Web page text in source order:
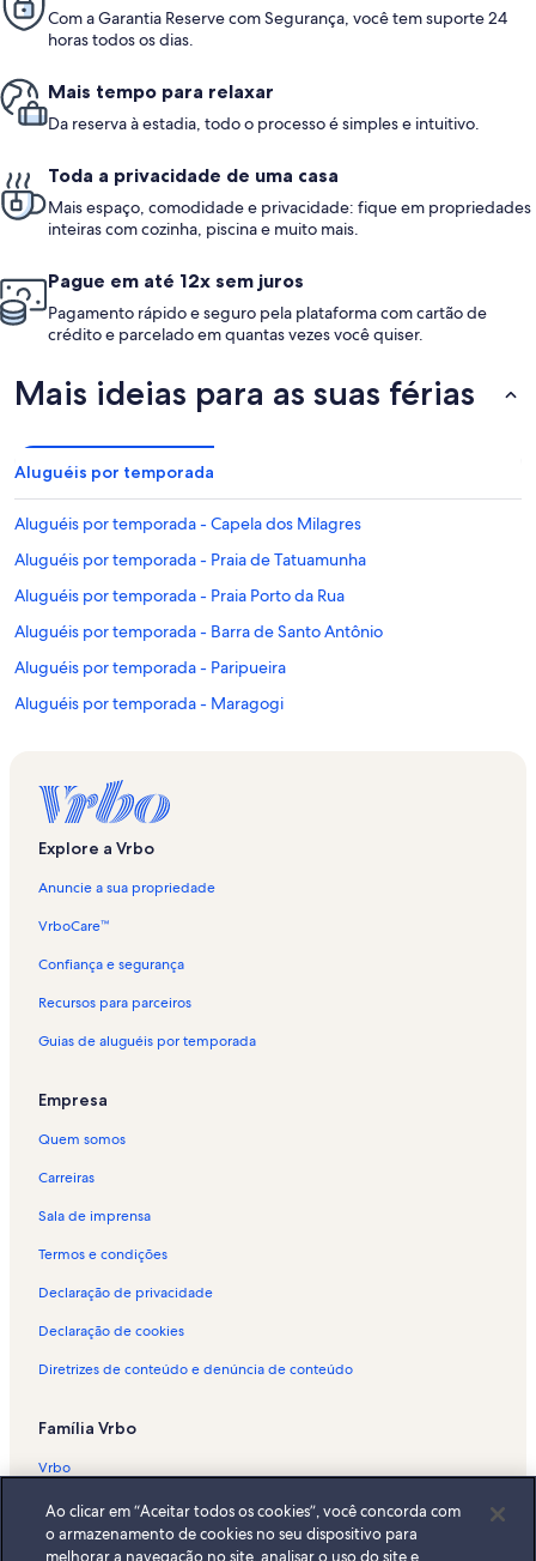
Com a Garantia Reserve com Segurança, você tem suporte 24
horas todos os dias.
Mais tempo para relaxar
Da reserva à estadia, todo o processo é simples e intuitivo.
Toda a privacidade de uma casa
Mais espaço, comodidade e privacidade: fique em propriedades
inteiras com cozinha, piscina e muito mais.
Pague em até 12x sem juros
Pagamento rápido e seguro pela plataforma com cartão de
crédito e parcelado em quantas vezes você quiser.
Mais ideias para as suas férias
Aluguéis por temporada
Aluguéis por temporada - Capela dos Milagres
Aluguéis por temporada - Praia de Tatuamunha
Aluguéis por temporada - Praia Porto da Rua
Aluguéis por temporada - Barra de Santo Antônio
Aluguéis por temporada - Paripueira
Aluguéis por temporada - Maragogi
Aluguéis por temporada - São Luzia
Aluguéis por temporada - Porto da Rua
Aluguéis por temporada - Praia de Bitinguí
Aluguéis por temporada - Praia do Marceneiro
Aluguéis por temporada - Praia do Sonho Verde
Aluguéis por temporada - Praia do Carro Quebrado
Aluguéis por temporada - Rio Manguaba
Aluguéis por temporada - Praia de Lages
Aluguéis por temporada - São Luís do Quitunde
Aluguéis por temporada - Porto de Pedras
Aluguéis por temporada - Praia do Marceneiro
Aluguéis por temporada - São Miguel dos Milagres
Aluguéis por temporada - Fazenda Fiore Resort
Explore a Vrbo
Anuncie a sua propriedade
VrboCare™
Confiança e segurança
Recursos para parceiros
Guias de aluguéis por temporada
Empresa
Quem somos
Carreiras
Sala de imprensa
Termos e condições
Declaração de privacidade
Declaração de cookies
Diretrizes de conteúdo e denúncia de conteúdo
Família Vrbo
Vrbo
Abritel.fr
FeWo-direkt.de
Ao clicar em “Aceitar todos os cookies”, você concorda com
o armazenamento de cookies no seu dispositivo para
melhorar a navegação no site, analisar o uso do site e